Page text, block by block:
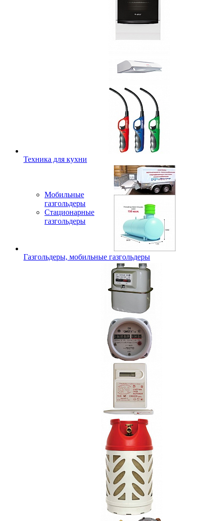
Техника для кухни
Мобильные
газгольдеры
Стационарные
газгольдеры
Газгольдеры, мобильные газгольдеры